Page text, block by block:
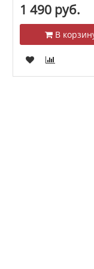
1 490 руб.
В